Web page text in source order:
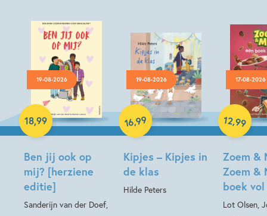
19-08-2026
Ben jij ook op
mij? [herziene
editie]
Sanderijn van der Doef,
18,99
Hardcover
19-08-2026
Kipjes – Kipjes in
de klas
Hilde Peters
16,99
Hardcover
17-08-2026
Zoem &
Zoem &
boek
Lot Olsen,
12,99
Hardcover